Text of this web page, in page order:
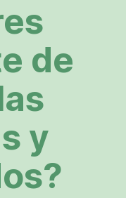
de
y